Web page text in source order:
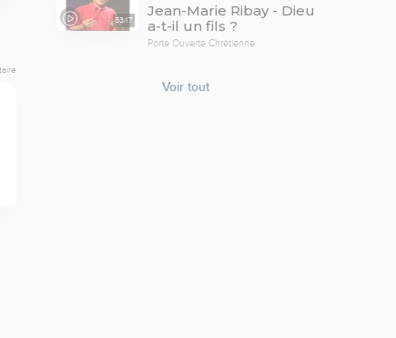
53:17
Jean-Marie Ribay - Dieu
a-t-il un fils ?
Porte Ouverte Chrétienne
Voir tout